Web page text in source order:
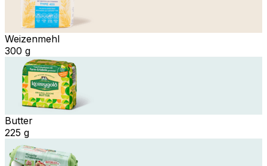
Weizenmehl
300 g
Butter
225 g